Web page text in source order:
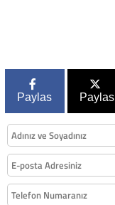
Paylas Paylas